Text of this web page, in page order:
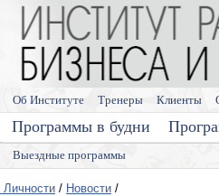
Выездные программы
Программы в будни
Об Институте Тренеры Клиенты
Личности / Новости /